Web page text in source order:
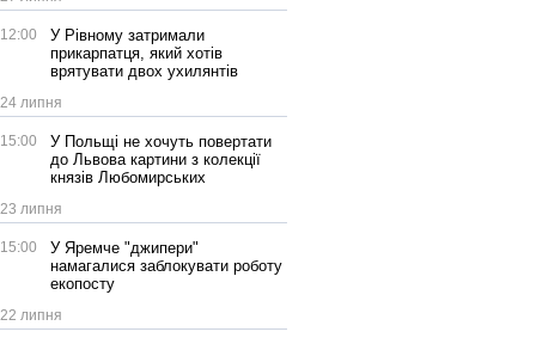
12:00
У Рівному затримали
прикарпатця, який хотів
врятувати двох ухилянтів
24 липня
15:00
У Польщі не хочуть повертати
до Львова картини з колекції
князів Любомирських
23 липня
15:00
У Яремче "джипери"
намагалися заблокувати роботу
екопосту
22 липня